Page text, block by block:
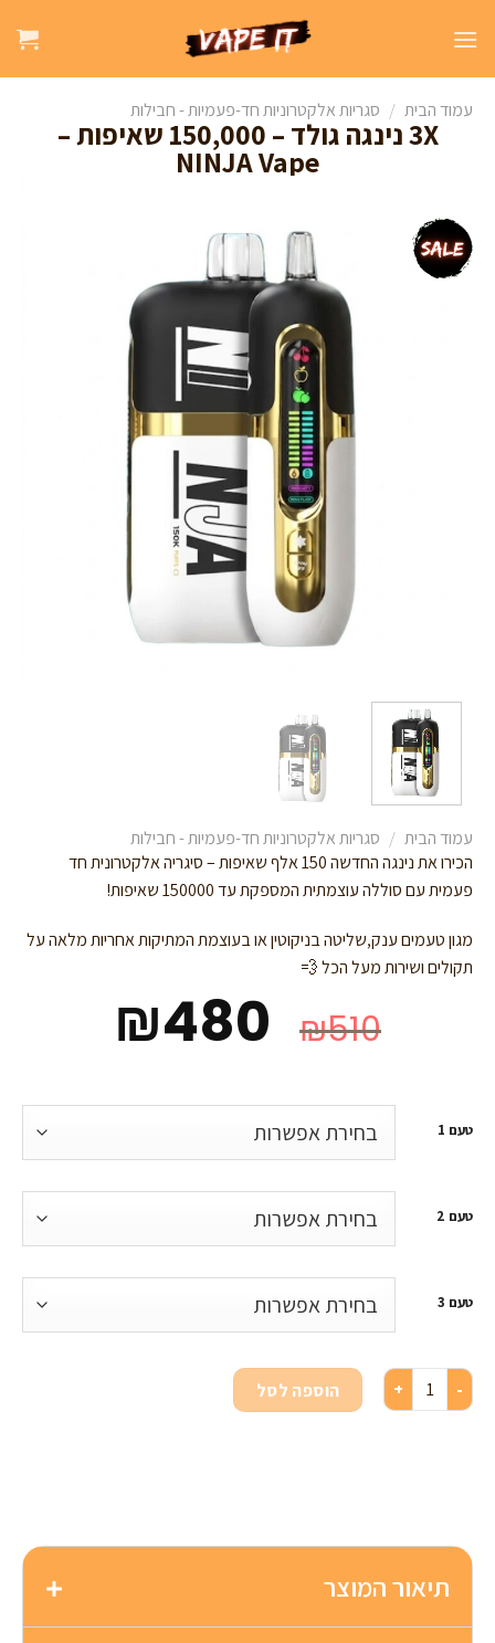
עמוד הבית / סגריות אלקטרוניות חד-פעמיות - חבילות
3X נינגה גולד – 150,000 שאיפות –
NINJA Vape
מבצע!
עמוד הבית / סגריות אלקטרוניות חד-פעמיות - חבילות
הכירו את נינגה החדשה 150 אלף שאיפות – סיגריה אלקטרונית חד
פעמית עם סוללה עוצמתית המספקת עד 150000 שאיפות!
מגון טעמים ענק,שליטה בניקוטין או בעוצמת המתיקות אחריות מלאה על
תקולים ושירות מעל הכל 💨
₪510
₪480
טעם 1
טעם 2
טעם 3
הוספה לסל
תיאור המוצר